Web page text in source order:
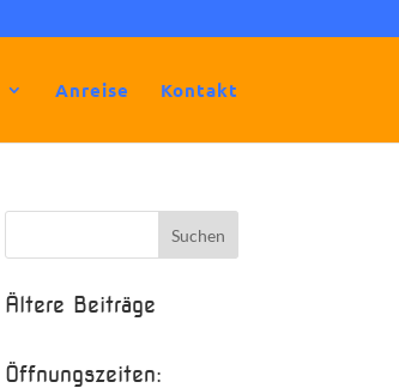
Anreise Kontakt
Ältere Beiträge
Öffnungszeiten: